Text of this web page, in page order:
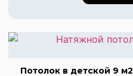
Цена 315 руб.
Цена 630 руб.
Потолок в детской 9 м2